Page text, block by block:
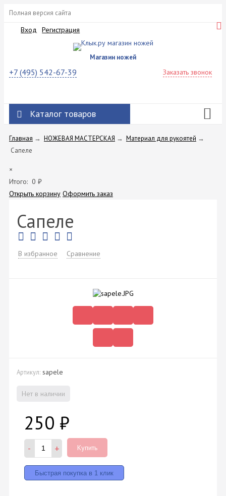
Полная версия сайта
Вход Регистрация
Магазин ножей
+7 (495) 542-67-39 Заказать звонок
Каталог товаров
Главная → НОЖЕВАЯ МАСТЕРСКАЯ → Материал для рукоятей →
Сапеле
×
Итого: 0 ₽
Открыть корзину Оформить заказ
Сапеле
В избранное Сравнение
Артикул: sapele
Нет в наличии
250 ₽
- + Купить